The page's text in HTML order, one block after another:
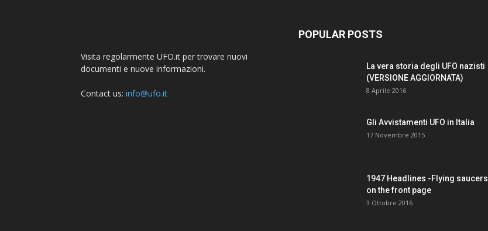
Visita regolarmente UFO.it per trovare nuovi
documenti e nuove informazioni.
Contact us: info@ufo.it
POPULAR POSTS
La vera storia degli UFO nazisti
(VERSIONE AGGIORNATA)
8 Aprile 2016
Gli Avvistamenti UFO in Italia
17 Novembre 2015
1947 Headlines -Flying saucers
on the front page
3 Ottobre 2016